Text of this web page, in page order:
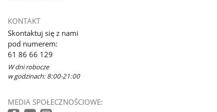
się
w
nowym
oknie
KONTAKT
Skontaktuj się z nami
pod numerem:
61 86 66 129
W dni robocze
w godzinach: 8:00-21:00
MEDIA SPOŁECZNOŚCIOWE: